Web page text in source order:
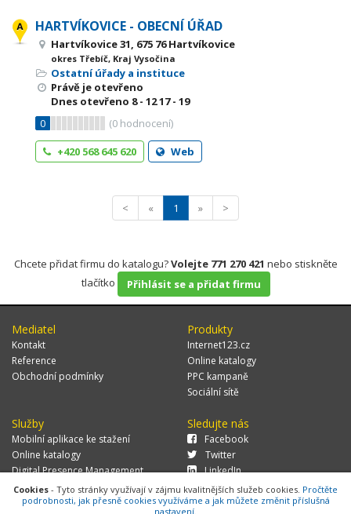
HARTVÍKOVICE - OBECNÍ ÚŘAD
Hartvíkovice 31, 675 76 Hartvíkovice
okres Třebíč, Kraj Vysočina
Ostatní úřady a instituce
Právě je otevřeno
Dnes otevřeno 8 - 1217 - 19
0
(0 hodnocení)
+420 568 645 620
Web
< « 1 » >
Chcete přidat firmu do katalogu?Volejte 771 270 421 nebo stiskněte
tlačítko
Přihlásit se a přidat firmu
Mediatel
Kontakt
Reference
Obchodní podmínky
Produkty
Internet123.cz
Online katalogy
PPC kampaně
Sociální sítě
Služby
Mobilní aplikace ke stažení
Online katalogy
Digital Presence Management
Více zákazníků
Sledujte nás
Facebook
Twitter
LinkedIn
Cookies - Tyto stránky využívají v zájmu kvalitnějších služeb cookies. Pročtěte
podrobnosti, jak přesně cookies využíváme a jak můžete změnit příslušná
nastavení.